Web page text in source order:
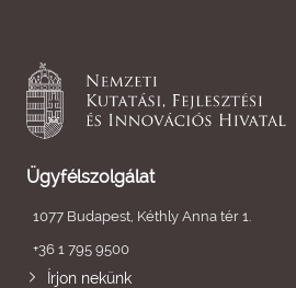
Ügyfélszolgálat
1077 Budapest, Kéthly Anna tér 1.
+36 1 795 9500
Írjon nekünk